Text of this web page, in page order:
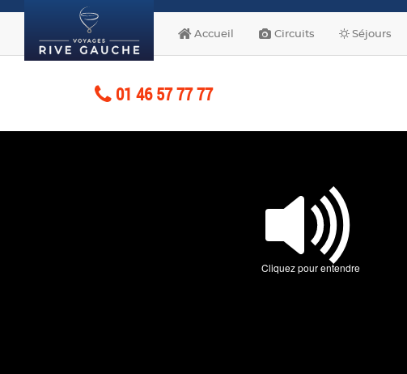
Cliquez pour entendre
Accueil Circuits Séjours
01 46 57 77 77